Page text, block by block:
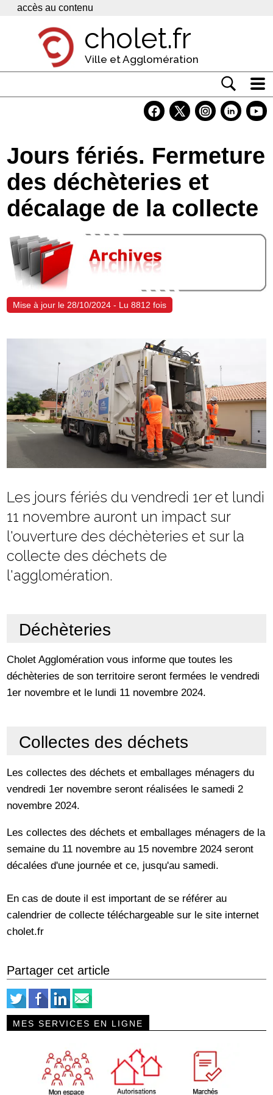
Panneau de gestion des cookies
accès au contenu
cholet.fr
Ville et Agglomération
Economie
Services
Contacts
Jours fériés. Fermeture
des déchèteries et
décalage de la collecte
Mise à jour le 28/10/2024 - Lu 8812 fois
Les jours fériés du vendredi 1er et lundi
11 novembre auront un impact sur
l'ouverture des déchèteries et sur la
collecte des déchets de
l'agglomération.
Déchèteries
Cholet Agglomération vous informe que toutes les
déchèteries de son territoire seront fermées le vendredi
1er novembre et le lundi 11 novembre 2024.
Collectes des déchets
Les collectes des déchets et emballages ménagers du
vendredi 1er novembre seront réalisées le samedi 2
novembre 2024.
Les collectes des déchets et emballages ménagers de la
semaine du 11 novembre au 15 novembre 2024 seront
décalées d'une journée et ce, jusqu'au samedi.
En cas de doute il est important de se référer au
calendrier de collecte téléchargeable sur le site internet
cholet.fr
Partager cet article
MES SERVICES EN LIGNE